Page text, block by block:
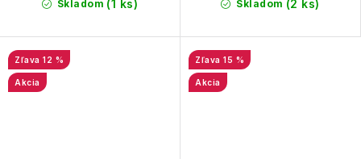
Skladom (1 ks) Skladom (2 ks)
12 %
Akcia
15 %
Akcia